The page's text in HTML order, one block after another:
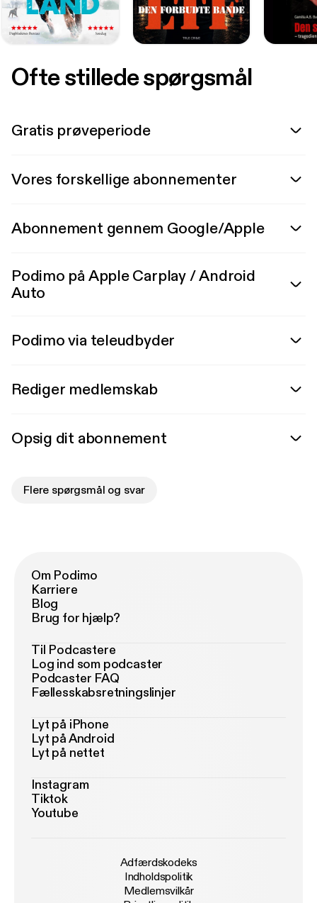
Ofte stillede spørgsmål
Gratis prøveperiode
Vores forskellige abonnementer
Abonnement gennem Google/Apple
Podimo på Apple Carplay / Android
Auto
Podimo via teleudbyder
Rediger medlemskab
Opsig dit abonnement
Flere spørgsmål og svar
Om Podimo
Karriere
Blog
Brug for hjælp?
Til Podcastere
Log ind som podcaster
Podcaster FAQ
Fællesskabsretningslinjer
Lyt på iPhone
Lyt på Android
Lyt på nettet
Instagram
Tiktok
Youtube
Adfærdskodeks
Indholdspolitik
Medlemsvilkår